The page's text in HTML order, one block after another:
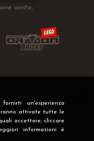
un'esperienza
attivate tutte le
accettare, cliccare
informazioni è
uscite,